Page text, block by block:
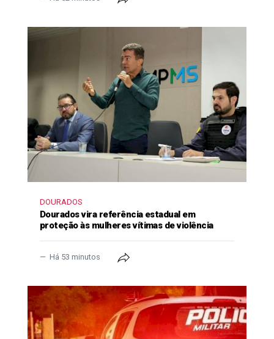
DOURADOS
Dourados vira referência estadual em
proteção às mulheres vítimas de violência
Há 53 minutos